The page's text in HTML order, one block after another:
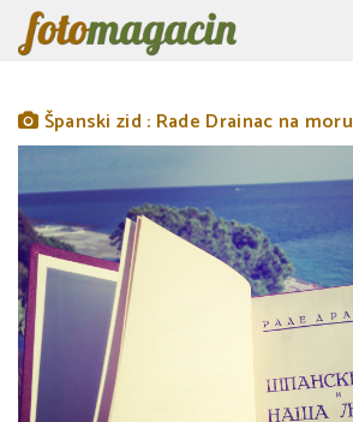
Španski zid : Rade Drainac na moru